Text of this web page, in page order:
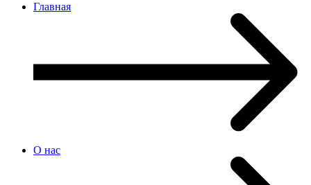
Главная
О нас